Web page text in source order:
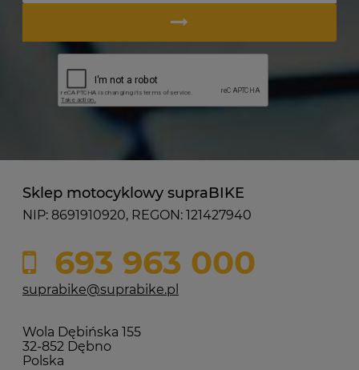
Sklep motocyklowy supraBIKE
NIP: 8691910920, REGON: 121427940
693 963 000
suprabike@suprabike.pl
Wola Dębińska 155
32-852 Dębno
Polska